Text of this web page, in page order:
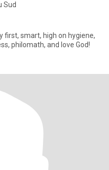
Sud
smart, high on hygiene,
philomath, and love God!